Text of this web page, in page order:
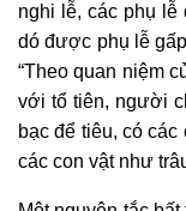
nghi lễ, các phụ lễ
dó được phụ lễ
“Theo quan niệm
với tổ tiên, người
bạc để tiêu, có
các con vật như